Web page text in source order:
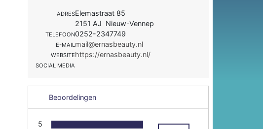
ADRESElemastraat 85
2151 AJ Nieuw-Vennep
TELEFOON0252-2347749
E-MAILmail@ernasbeauty.nl
WEBSITEhttps://ernasbeauty.nl/
SOCIAL MEDIA
Beoordelingen
5